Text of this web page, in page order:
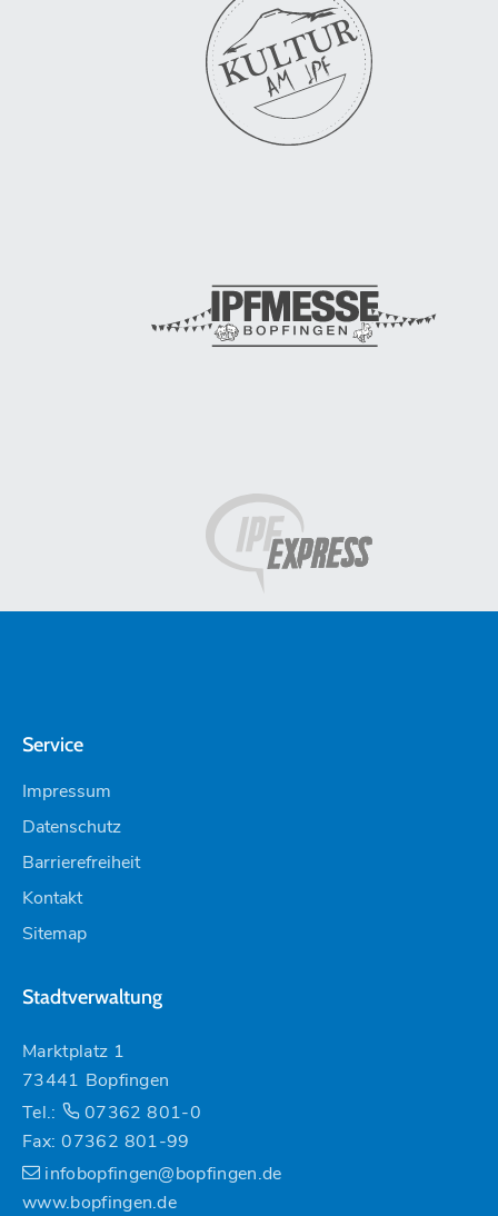
Service
Impressum
Datenschutz
Barrierefreiheit
Kontakt
Sitemap
Stadtverwaltung
Marktplatz 1
73441 Bopfingen
Tel.:
07362 801-0
Fax: 07362 801-99
infobopfingen@bopfingen.de
www.bopfingen.de